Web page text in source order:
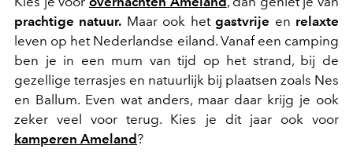
prachtige natuur. Maar ook hetgastvrije en relaxte
leven op het Nederlandse eiland. Vanaf een camping
ben je in een mum van tijd op het strand, bij de
gezellige terrasjes en natuurlijk bij plaatsen zoals Nes
en Ballum. Even wat anders, maar daar krijg je ook
zeker veel voor terug. Kies je dit jaar ook voor
kamperen Ameland?